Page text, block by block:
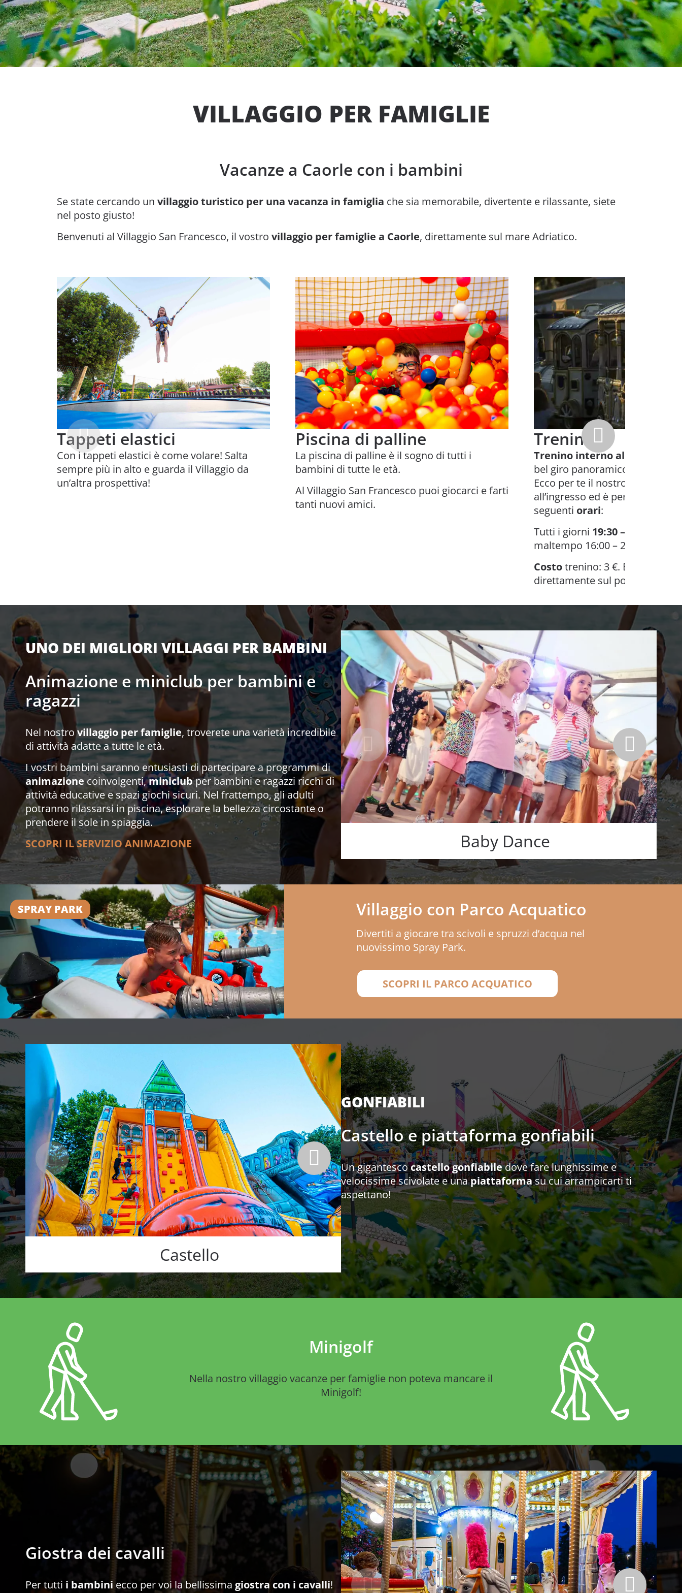
VILLAGGIO PER FAMIGLIE
Vacanze a Caorle con i bambini
Se state cercando un villaggio turistico per una vacanza in famiglia che sia memorabile, divertente e rilassante, siete
nel posto giusto!
Benvenuti al Villaggio San Francesco, il vostro villaggio per famiglie a Caorle, direttamente sul mare Adriatico.
Tappeti elastici
Con i tappeti elastici è come volare! Salta
sempre più in alto e guarda il Villaggio da
un’altra prospettiva!
Piscina di palline
La piscina di palline è il sogno di tutti i
bambini di tutte le età.
Al Villaggio San Francesco puoi giocarci e farti
tanti nuovi amici.
Trenino
Trenino interno al Villaggio:
bel giro panoramico del Centro
Ecco per te il nostro trenino.
all’ingresso ed è per voi
seguenti orari:
Tutti i giorni 19:30 – 23:00
maltempo 16:00 – 23:00.
Costotrenino: 3 €. Biglietti da
direttamente sul posto.
UNO DEI MIGLIORI VILLAGGI PER BAMBINI
Animazione e miniclub per bambini e
ragazzi
Nel nostro villaggio per famiglie, troverete una varietà incredibile
di attività adatte a tutte le età.
I vostri bambini saranno entusiasti di partecipare a programmi di
animazionecoinvolgenti,miniclubper bambini e ragazzi ricchi di
attività educative e spazi giochi sicuri. Nel frattempo, gli adulti
potranno rilassarsi in piscina, esplorare la bellezza circostante o
prendere il sole in spiaggia.
SCOPRI IL SERVIZIO ANIMAZIONE
Baby Dance
SPRAY PARK Villaggio con Parco Acquatico
Divertiti a giocare tra scivoli e spruzzi d’acqua nel
nuovissimo Spray Park.
SCOPRI IL PARCO ACQUATICO
GONFIABILI
Castello e piattaforma gonfiabili
Un gigantescocastello gonfiabiledove fare lunghissime e
velocissime scivolate e unapiattaformasu cui arrampicarti ti
aspettano!
Castello Piattaforma
Minigolf
Nella nostro villaggio vacanze per famiglie non poteva mancare il
Minigolf!
Giostra dei cavalli
Per tutti i bambini ecco per voi la bellissima giostra con i cavalli!